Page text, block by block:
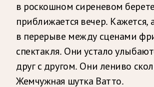
в роскошном сиреневом
приближается вечер.
в перерыве между сценами
спектакля. Они устало
друг с другом. Они лениво
Жемчужная шутка Ватто.